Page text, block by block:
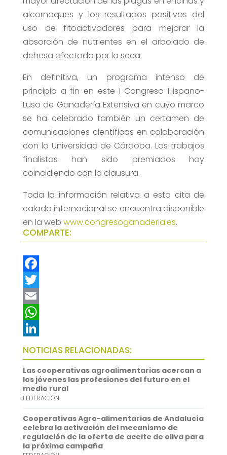
alcornoques y los resultados positivos del
uso de fitoactivadores para mejorar la
absorción de nutrientes en el arbolado de
dehesa afectado por la seca.
En definitiva, un programa intenso de
principio a fin en este I Congreso Hispano-
Luso de Ganadería Extensiva en cuyo marco
se ha celebrado también un certamen de
comunicaciones científicas en colaboración
con la Universidad de Córdoba. Los trabajos
finalistas han sido premiados hoy
coincidiendo con la clausura.
Toda la información relativa a esta cita de
calado internacional se encuentra disponible
en la web www.congresoganaderia.es.
COMPARTE:
F
a
c
e
b
o
o
k
T
w
t
t
e
r
E
m
a
i
l
W
h
a
t
s
A
p
p
L
i
n
k
e
d
I
NOTICIAS RELACIONADAS:
Las cooperativas agroalimentarias acercan a
los jóvenes las profesiones del futuro en el
medio rural
FEDERACIÓN
Cooperativas Agro-alimentarias de Andalucía
celebra la activación del mecanismo de
regulación de la oferta de aceite de oliva para
la próxima campaña